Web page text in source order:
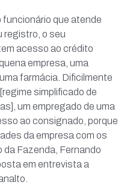
funcionário que atende
registro, o seu
acesso ao crédito
empresa, uma
farmácia. Dificilmente
simplificado de
um empregado de uma
ao consignado, porque
da empresa com os
da Fazenda, Fernando
em entrevista a